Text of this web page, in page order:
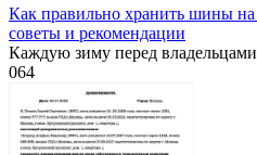
Как правильно хранить шины
советы и рекомендации
Каждую зиму перед
064